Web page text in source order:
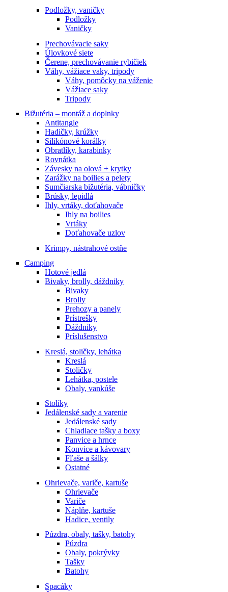
Podložky, vaničky
Podložky
Vaničky
Prechovávacie saky
Úlovkové siete
Čerene, prechovávanie rybičiek
Váhy, vážiace vaky, tripody
Váhy, pomôcky na váženie
Vážiace saky
Tripody
Bižutéria – montáž a doplnky
Antitangle
Hadičky, krúžky
Silikónové korálky
Obratlíky, karabinky
Rovnátka
Závesky na olová + krytky
Zarážky na boilies a pelety
Sumčiarska bižutéria, vábničky
Brúsky, lepidlá
Ihly, vrtáky, doťahovače
Ihly na boilies
Vrtáky
Doťahovače uzlov
Krimpy, nástrahové ostňe
Camping
Hotové jedlá
Bivaky, brolly, dáždniky
Bivaky
Brolly
Prehozy a panely
Prístrešky
Dáždniky
Príslušenstvo
Kreslá, stoličky, lehátka
Kreslá
Stoličky
Lehátka, postele
Obaly, vankúše
Stolíky
Jedálenské sady a varenie
Jedálenské sady
Chladiace tašky a boxy
Panvice a hrnce
Konvice a kávovary
Fľaše a šálky
Ostatné
Ohrievače, variče, kartuše
Ohrievače
Variče
Náplňe, kartuše
Hadice, ventily
Púzdra, obaly, tašky, batohy
Púzdra
Obaly, pokrývky
Tašky
Batohy
Spacáky